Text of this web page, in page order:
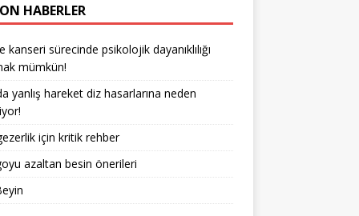
HABERLER
kanseri sürecinde psikolojik dayanıklılığı
mümkün!
yanlış hareket diz hasarlarına neden
için kritik rehber
azaltan besin önerileri